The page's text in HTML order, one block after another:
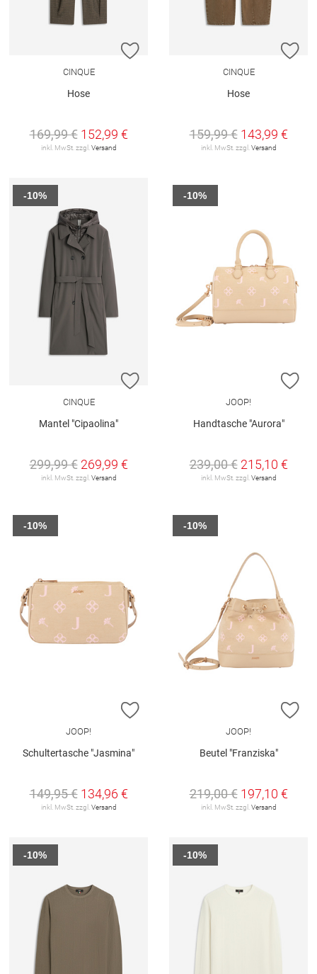
ZUR WUNSCHLISTE HINZUFÜGEN
CINQUE
Hose
169,99 € 152,99 €
inkl. MwSt. zzgl.Versand
CINQUE
Hose
159,99 € 143,99 €
inkl. MwSt. zzgl.Versand
ZUR WUNSCHLISTE HINZUFÜGEN
CINQUE
Mantel "Cipaolina"
299,99 € 269,99 €
inkl. MwSt. zzgl. Versand
-10%
JOOP!
Handtasche "Aurora"
239,00 € 215,10 €
inkl. MwSt. zzgl. Versand
-10%
ZUR WUNSCHLISTE HINZUFÜGEN
JOOP!
Schultertasche "Jasmina"
149,95 € 134,96 €
inkl. MwSt. zzgl.Versand
-10%
JOOP!
Beutel "Franziska"
219,00 € 197,10 €
inkl. MwSt. zzgl.Versand
-10%
-10% -10%